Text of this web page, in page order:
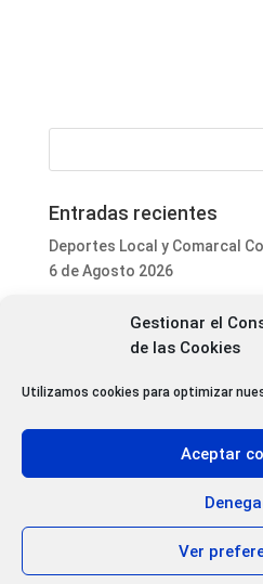
Gestionar el
de las Cookies
Utilizamos cookies para optimizar
Aceptar
Ver
Entradas recientes
Deportes Local y Comarcal
6 de Agosto 2026
Luis Fernández Terrón dona
Patrimonio da luz verde a la
cubiertas del Convento
de Órbigo